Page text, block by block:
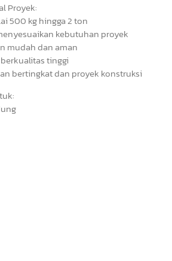
Proyek:
500 kg hingga 2 ton
kebutuhan proyek
mudah dan aman
tinggi
bertingkat dan proyek konstruksi